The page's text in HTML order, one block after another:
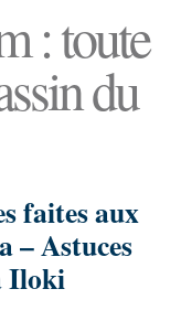
: toute
du
faites aux
– Astuces
Iloki